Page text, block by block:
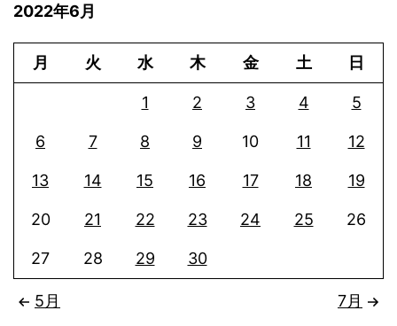
2022年6月
月 火 水 木 金 土 日
1 2 3 4 5
6 7 8 9 10 11 12
13 14 15 16 17 18 19
20 21 22 23 24 25 26
27 28 29 30
5月 7月